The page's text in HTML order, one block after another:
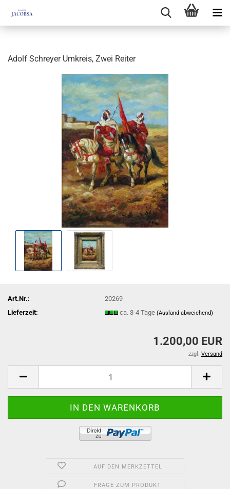
Adolf Schreyer Umkreis, Zwei Reiter
Art.Nr.:
20269
Lieferzeit:
ca. 3-4 Tage(Ausland abweichend)
1.200,00 EUR
zzgl. Versand
AUF DEN MERKZETTEL
FRAGE ZUM PRODUKT